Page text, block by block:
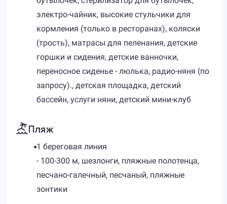
электро-чайник, высокие стульчики для
кормления (только в ресторанах), коляски
(трость), матрасы для пеленания, детские
горшки и сидения, детские ванночки,
переносное сиденье - люлька, радио-няня (по
запросу)., детская площадка, детский
бассейн, услуги няни, детский мини-клуб
Пляж
1 береговая линия
- 100-300 м, шезлонги, пляжные полотенца,
песчано-галечный, песчаный, пляжные
зонтики